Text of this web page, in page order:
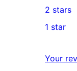
reviews
star
reviews
3-
star
2-
reviews
2 stars
star
1 star
Your